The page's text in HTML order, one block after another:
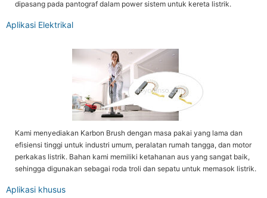
dipasang pada pantograf dalam power sistem untuk kereta listrik.
Aplikasi Elektrikal
Kami menyediakan Karbon Brush dengan masa pakai yang lama dan
efisiensi tinggi untuk industri umum, peralatan rumah tangga, dan motor
perkakas listrik. Bahan kami memiliki ketahanan aus yang sangat baik,
sehingga digunakan sebagai roda troli dan sepatu untuk memasok listrik.
Aplikasi khusus